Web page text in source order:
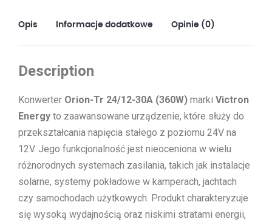
Opis Informacje dodatkowe Opinie (0)
Description
Konwerter Orion-Tr 24/12-30A (360W) marki Victron
Energy to zaawansowane urządzenie, które służy do
przekształcania napięcia stałego z poziomu 24V na
12V. Jego funkcjonalność jest nieoceniona w wielu
różnorodnych systemach zasilania, takich jak instalacje
solarne, systemy pokładowe w kamperach, jachtach
czy samochodach użytkowych. Produkt charakteryzuje
się wysoką wydajnością oraz niskimi stratami energii,